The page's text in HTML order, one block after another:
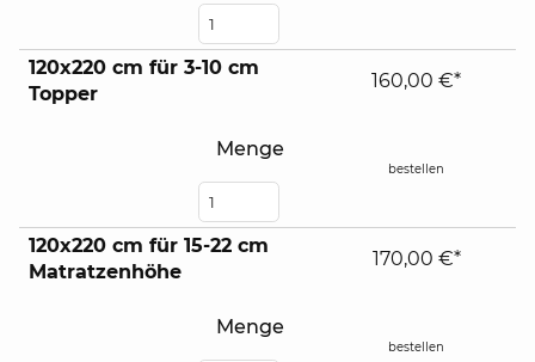
120x220 cm für 3-10 cm
Topper
Menge
160,00 €*
bestellen
120x220 cm für 15-22 cm
Matratzenhöhe
Menge
170,00 €*
bestellen